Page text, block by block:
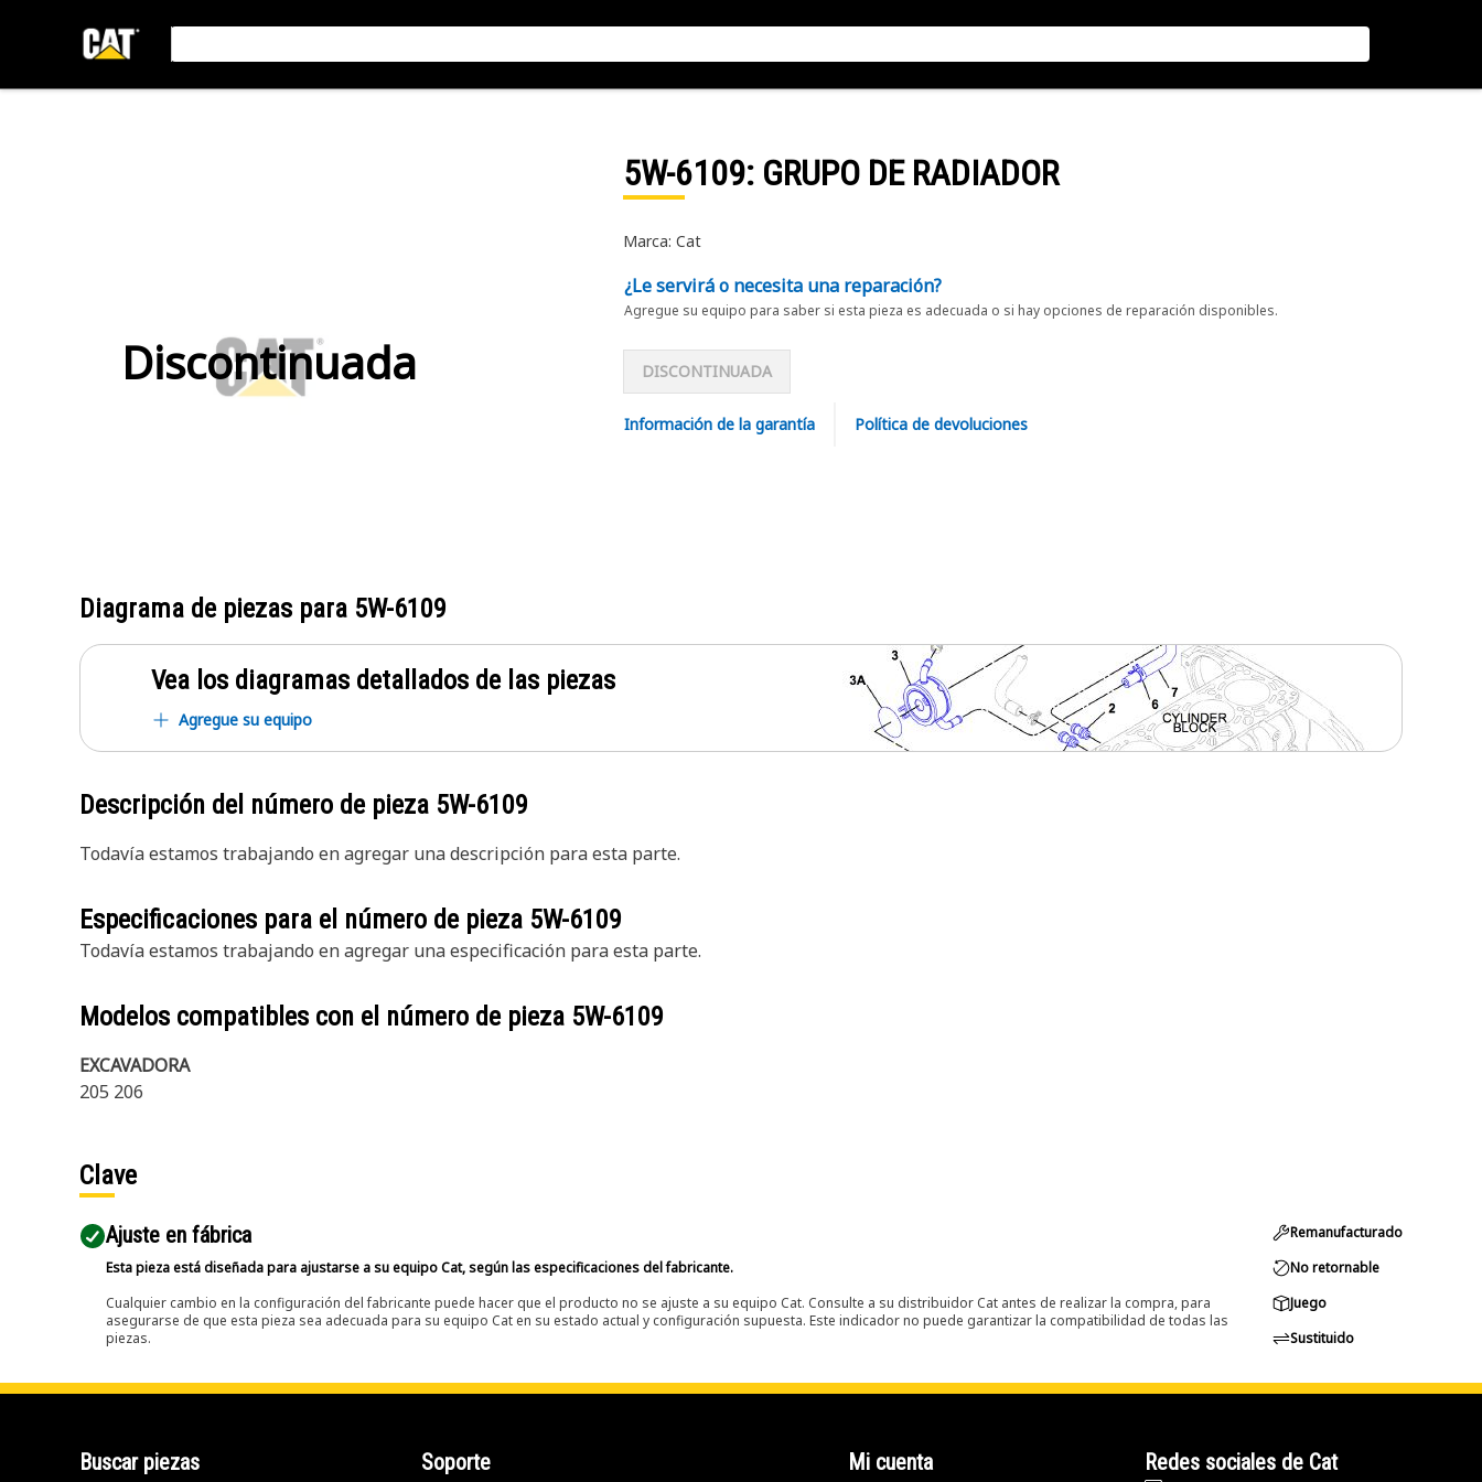
Discontinuada
5W-6109: GRUPO DE RADIADOR
Marca: Cat
¿Le servirá o necesita una reparación?
Agregue su equipo para saber si esta pieza es adecuada o si hay opciones de reparación disponibles.
DISCONTINUADA
Información de la garantía Política de devoluciones
Diagrama de piezas para 5W-6109
Vea los diagramas detallados de las piezas
Agregue su equipo
Descripción del número de pieza 5W-6109
Todavía estamos trabajando en agregar una descripción para esta parte.
Especificaciones para el número de pieza 5W-6109
Todavía estamos trabajando en agregar una especificación para esta parte.
Modelos compatibles con el número de pieza 5W-6109
EXCAVADORA
205 206
Clave
Ajuste en fábrica
Esta pieza está diseñada para ajustarse a su equipo Cat, según las especificaciones del fabricante.
Cualquier cambio en la configuración del fabricante puede hacer que el producto no se ajuste a su equipo Cat. Consulte a su distribuidor Cat antes de realizar la compra, para
asegurarse de que esta pieza sea adecuada para su equipo Cat en su estado actual y configuración supuesta. Este indicador no puede garantizar la compatibilidad de todas las
piezas.
Remanufacturado
No retornable
Juego
Sustituido
Buscar piezas Soporte Mi cuenta Redes sociales de Cat